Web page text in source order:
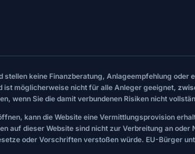
keine Finanzberatung, Anlageempfehlung oder
ist möglicherweise nicht für alle Anleger geeignet,
wenn Sie die damit verbundenen Risiken nicht
kann die Website eine Vermittlungsprovision
auf dieser Website sind nicht zur Verbreitung an oder
oder Vorschriften verstoßen würde. EU-Bürger